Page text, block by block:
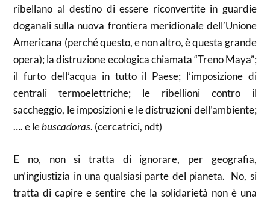
ribellano al destino di essere riconvertite in guardie
doganali sulla nuova frontiera meridionale dell’Unione
Americana (perché questo, e non altro, è questa grande
opera); la distruzione ecologica chiamata “Treno Maya”;
il furto dell’acqua in tutto il Paese; l’imposizione di
centrali termoelettriche; le ribellioni contro il
saccheggio, le imposizioni e le distruzioni dell’ambiente;
…. e lebuscadoras. (cercatrici, ndt)
E no, non si tratta di ignorare, per geografia,
un’ingiustizia in una qualsiasi parte del pianeta. No, si
tratta di capire e sentire che la solidarietà non è una